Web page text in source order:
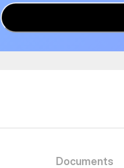
Documents